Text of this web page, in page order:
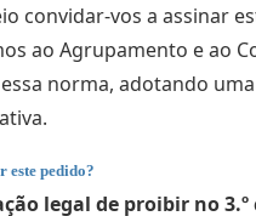
convidar-vos a assinar
ao Agrupamento e ao
norma, adotando
este pedido?
legal de proibir no 3.º